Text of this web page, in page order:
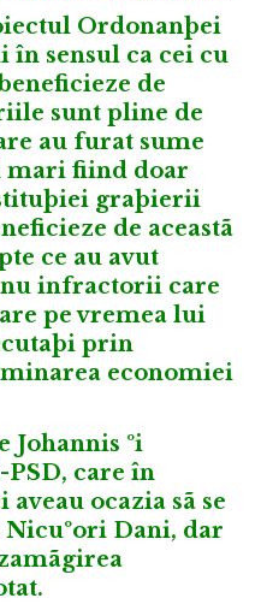
Ordonanþei
în sensul ca cei cu
de
sunt pline de
au furat sume
fiind doar
graþierii
de aceastã
ce au avut
infractorii care
pe vremea lui
prin
economiei
Johannis ºi
care în
ocazia sã se
Dani, dar